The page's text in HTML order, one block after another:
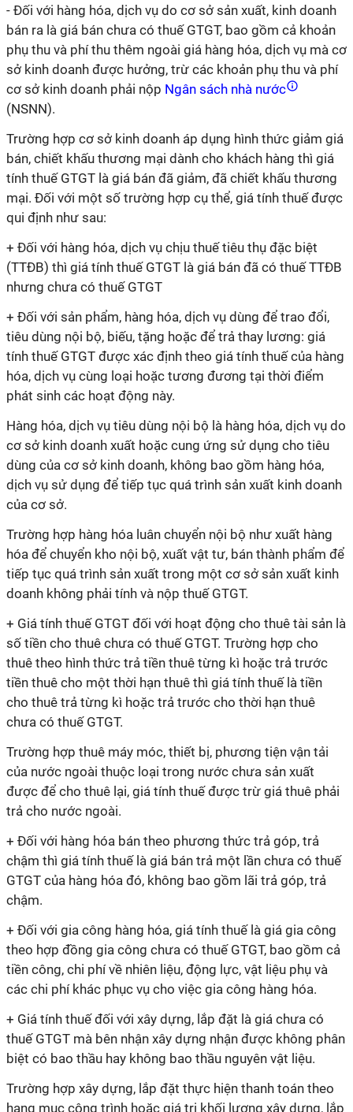
- Đối với hàng hóa, dịch vụ do cơ sở sản xuất, kinh doanh
bán ra là giá bán chưa có thuế GTGT, bao gồm cả khoản
phụ thu và phí thu thêm ngoài giá hàng hóa, dịch vụ mà cơ
sở kinh doanh được hưởng, trừ các khoản phụ thu và phí
cơ sở kinh doanh phải nộp Ngân sách nhà nước
(NSNN).
Trường hợp cơ sở kinh doanh áp dụng hình thức giảm giá
bán, chiết khấu thương mại dành cho khách hàng thì giá
tính thuế GTGT là giá bán đã giảm, đã chiết khấu thương
mại. Đối với một số trường hợp cụ thể, giá tính thuế được
qui định như sau:
+ Đối với hàng hóa, dịch vụ chịu thuế tiêu thụ đặc biệt
(TTĐB) thì giá tính thuế GTGT là giá bán đã có thuế TTĐB
nhưng chưa có thuế GTGT
+ Đối với sản phẩm, hàng hóa, dịch vụ dùng để trao đổi,
tiêu dùng nội bộ, biếu, tặng hoặc để trả thay lương: giá
tính thuế GTGT được xác định theo giá tính thuế của hàng
hóa, dịch vụ cùng loại hoặc tương đương tại thời điểm
phát sinh các hoạt động này.
Hàng hóa, dịch vụ tiêu dùng nội bộ là hàng hóa, dịch vụ do
cơ sở kinh doanh xuất hoặc cung ứng sử dụng cho tiêu
dùng của cơ sở kinh doanh, không bao gồm hàng hóa,
dịch vụ sử dụng để tiếp tục quá trình sản xuất kinh doanh
của cơ sở.
Trường hợp hàng hóa luân chuyển nội bộ như xuất hàng
hóa để chuyển kho nội bộ, xuất vật tư, bán thành phẩm để
tiếp tục quá trình sản xuất trong một cơ sở sản xuất kinh
doanh không phải tính và nộp thuế GTGT.
+ Giá tính thuế GTGT đối với hoạt động cho thuê tài sản là
số tiền cho thuê chưa có thuế GTGT. Trường hợp cho
thuê theo hình thức trả tiền thuê từng kì hoặc trả trước
tiền thuê cho một thời hạn thuê thì giá tính thuế là tiền
cho thuê trả từng kì hoặc trả trước cho thời hạn thuê
chưa có thuế GTGT.
Trường hợp thuê máy móc, thiết bị, phương tiện vận tải
của nước ngoài thuộc loại trong nước chưa sản xuất
được để cho thuê lại, giá tính thuế được trừ giá thuê phải
trả cho nước ngoài.
+ Đối với hàng hóa bán theo phương thức trả góp, trả
chậm thì giá tính thuế là giá bán trả một lần chưa có thuế
GTGT của hàng hóa đó, không bao gồm lãi trả góp, trả
chậm.
+ Đối với gia công hàng hóa, giá tính thuế là giá gia công
theo hợp đồng gia công chưa có thuế GTGT, bao gồm cả
tiền công, chi phí về nhiên liệu, động lực, vật liệu phụ và
các chi phí khác phục vụ cho việc gia công hàng hóa.
+ Giá tính thuế đối với xây dựng, lắp đặt là giá chưa có
thuế GTGT mà bên nhận xây dựng nhận được không phân
biệt có bao thầu hay không bao thầu nguyên vật liệu.
Trường hợp xây dựng, lắp đặt thực hiện thanh toán theo
hạng mục công trình hoặc giá trị khối lượng xây dựng, lắp